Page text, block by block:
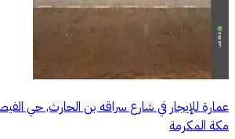
عمارة للإيجار في شارع سراقه بن الحارث, حي
مكة المكرمة